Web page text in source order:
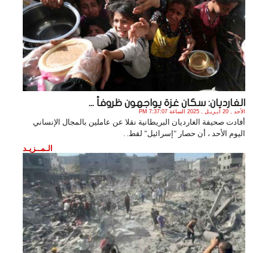
الغارديان: سكان غزة يواجهون ظروفاً ...
الأحد , 20 أبـريـل , 2025 الساعة 7:37:07 PM
أفادت صحيفة الغارديان البريطانية نقلا عن عاملين بالمجال الإنساني
اليوم الأحد ، أن حصار "إسرائيل" لقط. .
الـمــزيـد